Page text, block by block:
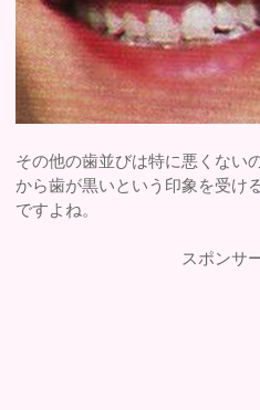
その他の歯並びは特に悪くない
から歯が黒いという印象を受け
ですよね。
スポンサ